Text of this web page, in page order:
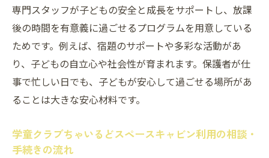
専門スタッフが子どもの安全と成長をサポートし、放課
後の時間を有意義に過ごせるプログラムを用意している
ためです。例えば、宿題のサポートや多彩な活動があ
り、子どもの自立心や社会性が育まれます。保護者が仕
事で忙しい日でも、子どもが安心して過ごせる場所があ
ることは大きな安心材料です。
学童クラブちゃいるどスペースキャビン利用の相談・
手続きの流れ